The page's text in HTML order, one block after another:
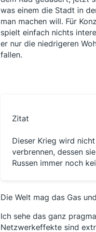
was einem die Stadt in
man machen will. Für
spielt einfach nichts
er nur die niedrigeren
fallen.
Zitat
Dieser Krieg wird
verbrennen, dessen
Russen immer noch
Die Welt mag das Gas
Ich sehe das ganz
Netzwerkeffekte sind